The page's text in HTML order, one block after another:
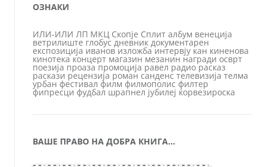
ОЗНАКИ
ИЛИ-ИЛИ ЛП МКЦ Скопје Сплит албум венеција
ветрилиште глобус дневник документарен
експозиција иванов изложба интервју кан киненова
кинотека концерт магазин мезанин награди осврт
поезија проаза промоција равел радио расказ
раскази рецензија роман санденс телевизија телма
урбан фестивал филм филмополис филтер
фипресци фудбал шрапнел јубилеј ќорвезироска
ВАШЕ ПРАВО НА ДОБРА КНИГА…